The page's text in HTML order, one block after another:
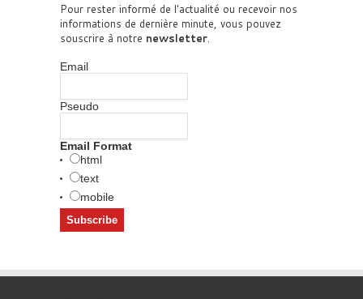
Pour rester informé de l'actualité ou recevoir nos
informations de dernière minute, vous pouvez
souscrire à notre newsletter.
Email
Pseudo
Email Format
html
text
mobile